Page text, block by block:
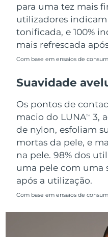
para uma tez mais
utilizadores
tonificada, e 100%
mais refrescada
Com base em ensaios de
Suavidade
Os pontos de
macio do LUNATM
3,
de nylon, esfoliam
mortas da pele, e
na pele. 98% dos
uma pele com uma
após a utilização.
Com base em ensaios de
Reino Unido
Estados Unidos
Uzbequistão
Vietnã